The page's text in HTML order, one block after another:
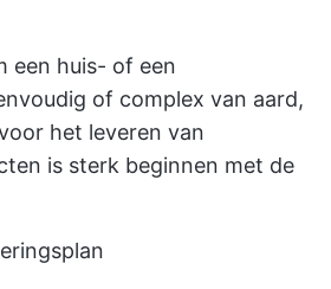
een huis- of een
of complex van aard,
het leveren van
is sterk beginnen met de